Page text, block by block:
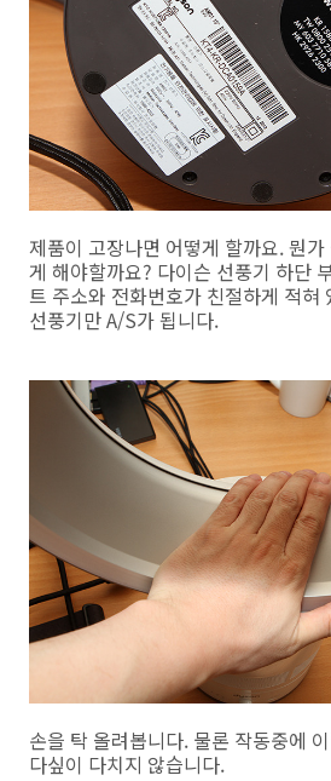
제품이 고장나면 어떻게 할까요. 뭔
게 해야할까요? 다이슨 선풍기 하단
트 주소와 전화번호가 친절하게 적혀
선풍기만 A/S가 됩니다.
손을 탁 올려봅니다. 물론 작동중에
다싶이 다치지 않습니다.